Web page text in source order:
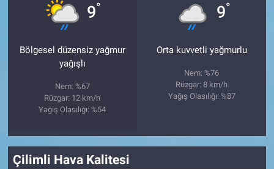
9°
Bölgesel düzensiz yağmur
yağışlı
Nem: %67
Rüzgar: 12 km/h
Yağış Olasılığı: %54
9°
Orta kuvvetli yağmurlu
Nem: %76
Rüzgar: 8 km/h
Yağış Olasılığı: %87
Çilimli Hava Kalitesi